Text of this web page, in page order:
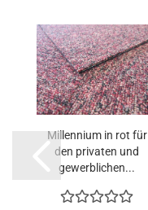
Millennium in rot für
den privaten und
gewerblichen...